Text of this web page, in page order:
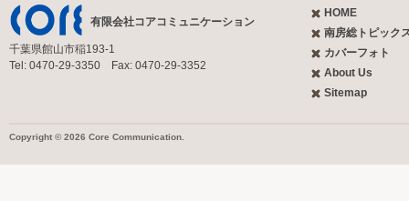
有限会社コアコミュニケーション
千葉県館山市稲193-1
Tel: 0470-29-3350 Fax: 0470-29-3352
HOME
南房総トピック
カバーフォト
About Us
Sitemap
Copyright © 2026 Core Communication.